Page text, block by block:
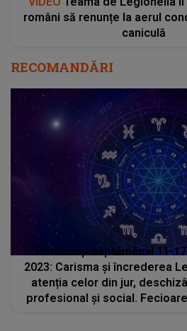
români să renunțe la aerul
caniculă
RECOMANDĂRI
Horoscop săptămânal 11-
2023: Carisma și încrederea
atenția celor din jur,
profesional și social.